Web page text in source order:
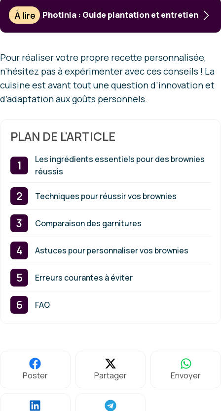
À lire Photinia : Guide plantation et entretien
Pour réaliser votre propre recette personnalisée,
n’hésitez pas à expérimenter avec ces conseils ! La
cuisine est avant tout une question d’innovation et
d’adaptation aux goûts personnels.
PLAN DE L'ARTICLE
Les ingrédients essentiels pour des brownies
réussis
Techniques pour réussir vos brownies
Comparaison des garnitures
Astuces pour personnaliser vos brownies
Erreurs courantes à éviter
FAQ
Poster Partager Envoyer